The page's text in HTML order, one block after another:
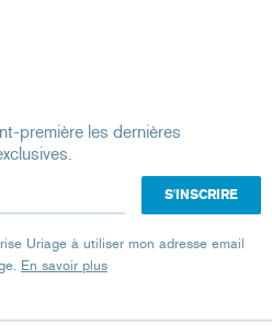
première les dernières
Uriage à utiliser mon adresse email
En savoir plus